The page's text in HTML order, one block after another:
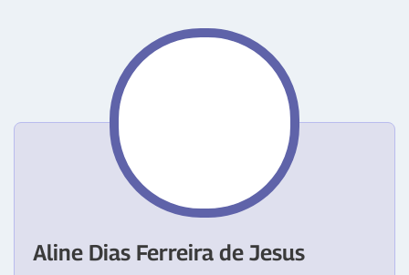
Aline Dias Ferreira de Jesus